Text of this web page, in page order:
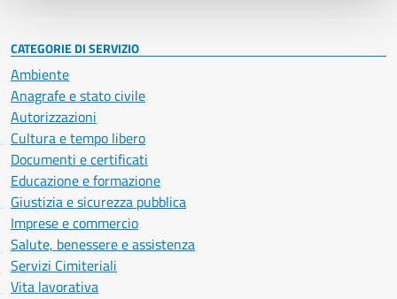
CATEGORIE DI SERVIZIO
Ambiente
Anagrafe e stato civile
Autorizzazioni
Cultura e tempo libero
Documenti e certificati
Educazione e formazione
Giustizia e sicurezza pubblica
Imprese e commercio
Salute, benessere e assistenza
Servizi Cimiteriali
Vita lavorativa